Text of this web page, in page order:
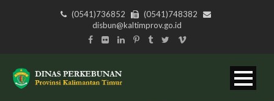
(0541)736852
(0541)748382
disbun@kaltimprov.go.id